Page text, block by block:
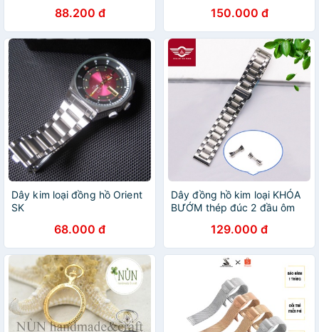
88.200 đ 150.000 đ
Dây kim loại đồng hồ Orient
SK
68.000 đ
Dây đồng hồ kim loại KHÓA
BƯỚM thép đúc 2 đầu ôm
129.000 đ